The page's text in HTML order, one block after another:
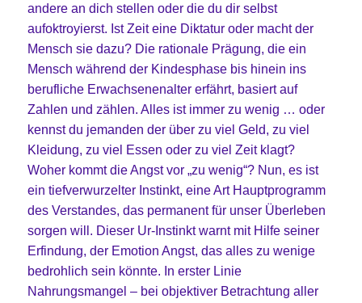
andere an dich stellen oder die du dir selbst
aufoktroyierst. Ist Zeit eine Diktatur oder macht der
Mensch sie dazu? Die rationale Prägung, die ein
Mensch während der Kindesphase bis hinein ins
berufliche Erwachsenenalter erfährt, basiert auf
Zahlen und zählen. Alles ist immer zu wenig … oder
kennst du jemanden der über zu viel Geld, zu viel
Kleidung, zu viel Essen oder zu viel Zeit klagt?
Woher kommt die Angst vor „zu wenig“? Nun, es ist
ein tiefverwurzelter Instinkt, eine Art Hauptprogramm
des Verstandes, das permanent für unser Überleben
sorgen will. Dieser Ur-Instinkt warnt mit Hilfe seiner
Erfindung, der Emotion Angst, das alles zu wenige
bedrohlich sein könnte. In erster Linie
Nahrungsmangel – bei objektiver Betrachtung aller